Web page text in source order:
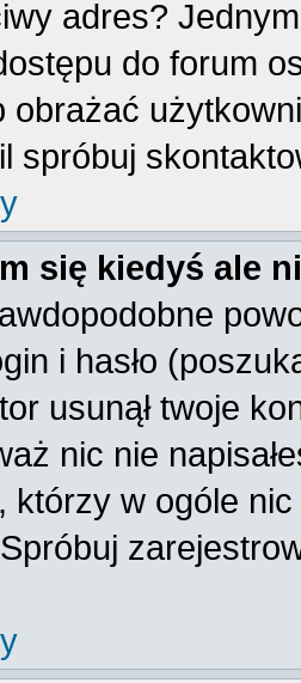
adres?
do forum
obrażać
spróbuj
się kiedyś ale
i hasło
usunął twoje
nic nie
którzy w ogóle